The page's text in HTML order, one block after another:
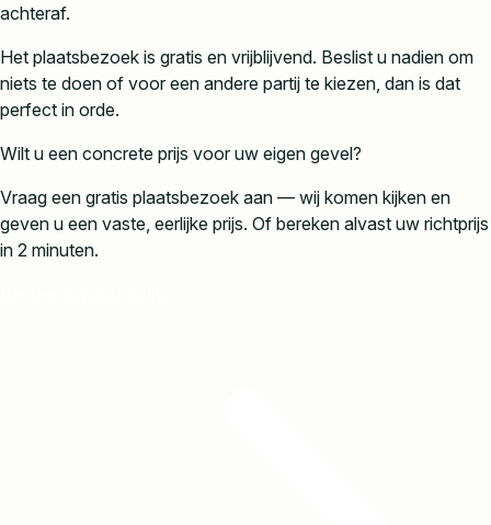
achteraf.
Het plaatsbezoek is gratis en vrijblijvend. Beslist u nadien om
niets te doen of voor een andere partij te kiezen, dan is dat
perfect in orde.
Wilt u een concrete prijs voor uw eigen gevel?
Vraag een gratis plaatsbezoek aan — wij komen kijken en
geven u een vaste, eerlijke prijs. Of bereken alvast uw richtprijs
in 2 minuten.